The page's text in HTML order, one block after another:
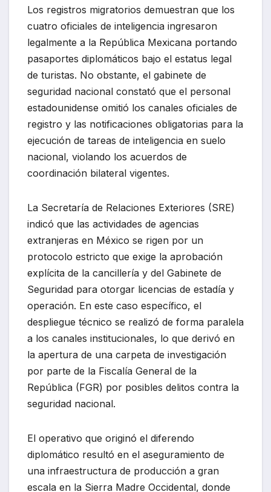
Los registros migratorios demuestran que los
cuatro oficiales de inteligencia ingresaron
legalmente a la República Mexicana portando
pasaportes diplomáticos bajo el estatus legal
de turistas. No obstante, el gabinete de
seguridad nacional constató que el personal
estadounidense omitió los canales oficiales de
registro y las notificaciones obligatorias para la
ejecución de tareas de inteligencia en suelo
nacional, violando los acuerdos de
coordinación bilateral vigentes.
La Secretaría de Relaciones Exteriores (SRE)
indicó que las actividades de agencias
extranjeras en México se rigen por un
protocolo estricto que exige la aprobación
explícita de la cancillería y del Gabinete de
Seguridad para otorgar licencias de estadía y
operación. En este caso específico, el
despliegue técnico se realizó de forma paralela
a los canales institucionales, lo que derivó en
la apertura de una carpeta de investigación
por parte de la Fiscalía General de la
República (FGR) por posibles delitos contra la
seguridad nacional.
El operativo que originó el diferendo
diplomático resultó en el aseguramiento de
una infraestructura de producción a gran
escala en la Sierra Madre Occidental, donde